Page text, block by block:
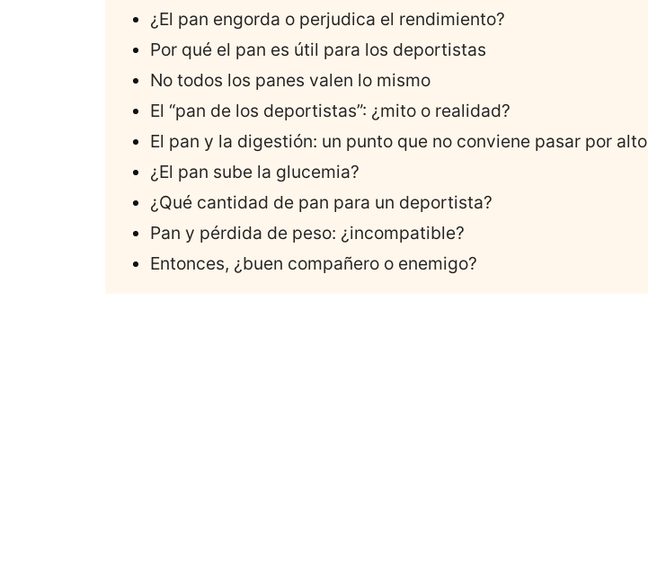
¿El pan engorda o perjudica el rendimiento?
Por qué el pan es útil para los deportistas
No todos los panes valen lo mismo
El “pan de los deportistas”: ¿mito o realidad?
El pan y la digestión: un punto que no conviene pasar por alto
¿El pan sube la glucemia?
¿Qué cantidad de pan para un deportista?
Pan y pérdida de peso: ¿incompatible?
Entonces, ¿buen compañero o enemigo?